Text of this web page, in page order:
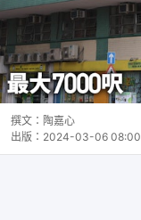
撰文： 陶嘉心
出版： 2024-03-06 08:00